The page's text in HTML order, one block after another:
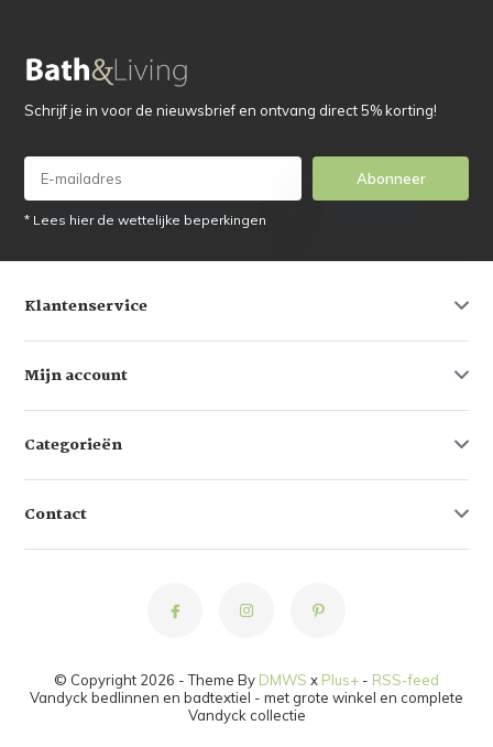
Schrijf je in voor de nieuwsbrief en ontvang direct 5% korting!
Abonneer
* Lees hier de wettelijke beperkingen
Klantenservice
Mijn account
Categorieën
Contact
© Copyright 2026 - Theme By DMWS x Plus+ - RSS-feed
Vandyck bedlinnen en badtextiel - met grote winkel en complete
Vandyck collectie